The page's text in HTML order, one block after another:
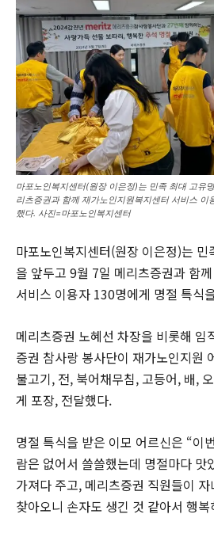
마포노인복지센터(원장 이은정)는 민족 최대 고유
리츠증권과 함께 재가노인지원복지센터 서비스 이
했다. 사진=마포노인복지센터
마포노인복지센터(원장 이은정)는 민
을 앞두고 9월 7일 메리츠증권과 함
서비스 이용자 130명에게 명절 특식
메리츠증권 노혜선 차장을 비롯해 임
증권 참사랑 봉사단이 재가노인지원
불고기, 전, 북어채무침, 고등어, 배,
게 포장, 전달했다.
명절 특식을 받은 이모 어르신은 “이
람은 없어서 쓸쓸했는데 명절마다 맛
가져다 주고, 메리츠증권 직원들이
찾아오니 손자도 생긴 것 같아서 행